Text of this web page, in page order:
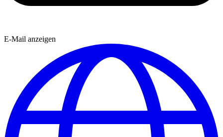
E-Mail anzeigen